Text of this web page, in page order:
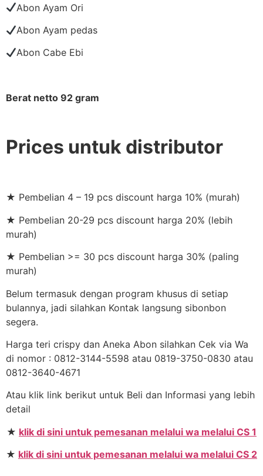
Abon Ayam Ori
Abon Ayam pedas
Abon Cabe Ebi
Berat netto 92 gram
Prices untuk distributor
★ Pembelian 4 – 19 pcs discount harga 10% (murah)
★ Pembelian 20-29 pcs discount harga 20% (lebih
murah)
★ Pembelian >= 30 pcs discount harga 30% (paling
murah)
Belum termasuk dengan program khusus di setiap
bulannya, jadi silahkan Kontak langsung sibonbon
segera.
Harga teri crispy dan Aneka Abon silahkan Cek via Wa
di nomor : 0812-3144-5598 atau 0819-3750-0830 atau
0812-3640-4671
Atau klik link berikut untuk Beli dan Informasi yang lebih
detail
★ klik di sini untuk pemesanan melalui wa melalui CS 1
★ klik di sini untuk pemesanan melalui wa melalui CS 2